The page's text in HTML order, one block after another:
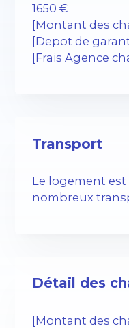
1650 €
[Montant des
[Depot de
[Frais Agence
Transport
Le logement
nombreux
Détail des
[Montant des